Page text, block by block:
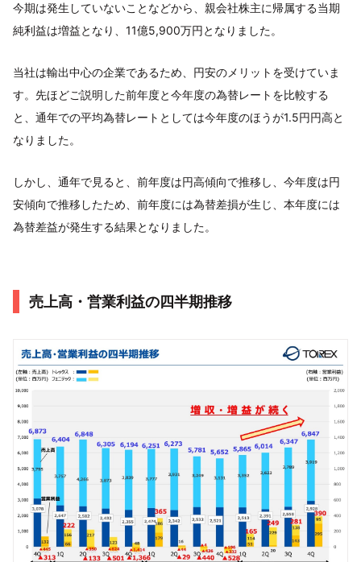
今期は発生していないことなどから、親会社株主に帰属する当期
純利益は増益となり、11億5,900万円となりました。
当社は輸出中心の企業であるため、円安のメリットを受けていま
す。先ほどご説明した前年度と今年度の為替レートを比較する
と、通年での平均為替レートとしては今年度のほうが1.5円円高と
なりました。
しかし、通年で見ると、前年度は円高傾向で推移し、今年度は円
安傾向で推移したため、前年度には為替差損が生じ、本年度には
為替差益が発生する結果となりました。
売上高・営業利益の四半期推移